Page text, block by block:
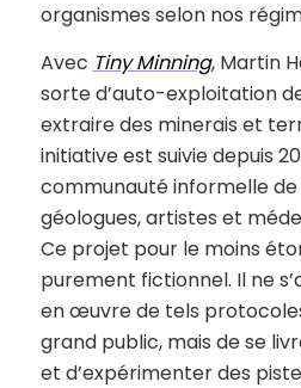
organismes selon nos
Avec Tiny Minning, Martin
sorte d’auto-exploitation
extraire des minerais et
initiative est suivie depuis
communauté informelle de
géologues, artistes et
Ce projet pour le moins
purement fictionnel. Il ne
en œuvre de tels
grand public, mais de se
et d’expérimenter des